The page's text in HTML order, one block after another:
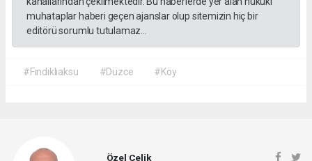
muhataplar haberi geçen ajanslar olup sitemizin hiç bir
editörü sorumlu tutulamaz...
#Fındıklıaksu #Düzce #Köy
Özel Çelik